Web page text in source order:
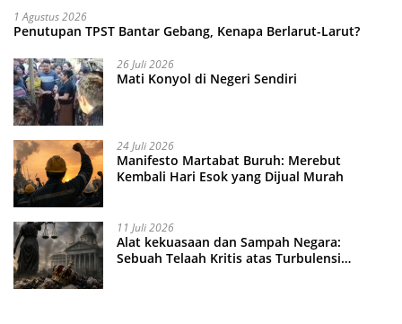
1 Agustus 2026
Penutupan TPST Bantar Gebang, Kenapa Berlarut-Larut?
26 Juli 2026
Mati Konyol di Negeri Sendiri
24 Juli 2026
Manifesto Martabat Buruh: Merebut
Kembali Hari Esok yang Dijual Murah
11 Juli 2026
Alat kekuasaan dan Sampah Negara:
Sebuah Telaah Kritis atas Turbulensi